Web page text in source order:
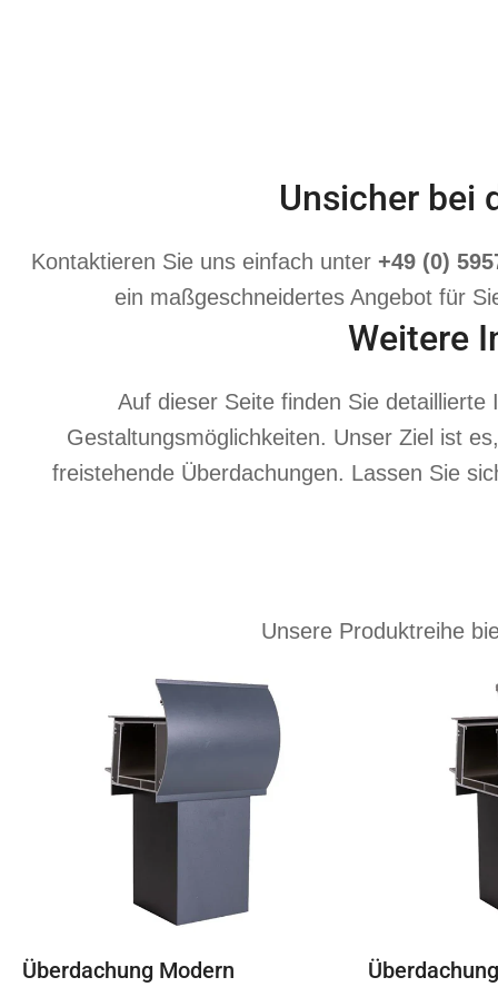
Unsicher bei
Kontaktieren Sie uns einfach unter +49 (0)
ein maßgeschneidertes Angebot für
Weitere
Auf dieser Seite finden Sie
Gestaltungsmöglichkeiten. Unser Ziel ist
freistehende Überdachungen. Lassen Sie
Unsere Produktreihe
Überdachung Modern